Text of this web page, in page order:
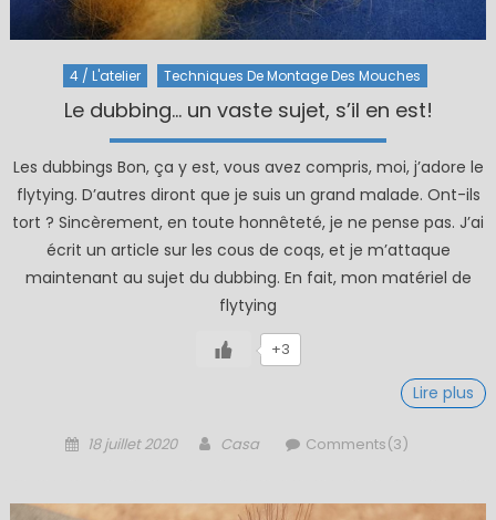
4 / L'atelier Techniques De Montage Des Mouches
Le dubbing… un vaste sujet, s’il en est!
Les dubbings Bon, ça y est, vous avez compris, moi, j’adore le
flytying. D’autres diront que je suis un grand malade. Ont-ils
tort ? Sincèrement, en toute honnêteté, je ne pense pas. J’ai
écrit un article sur les cous de coqs, et je m’attaque
maintenant au sujet du dubbing. En fait, mon matériel de
flytying
+3
Lire plus
Posted
18 juillet 2020 Author
Casa Comments(3)